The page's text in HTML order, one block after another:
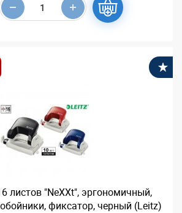
листов "NeXXt", эргономичный,
фиксатор, черный (Leitz)